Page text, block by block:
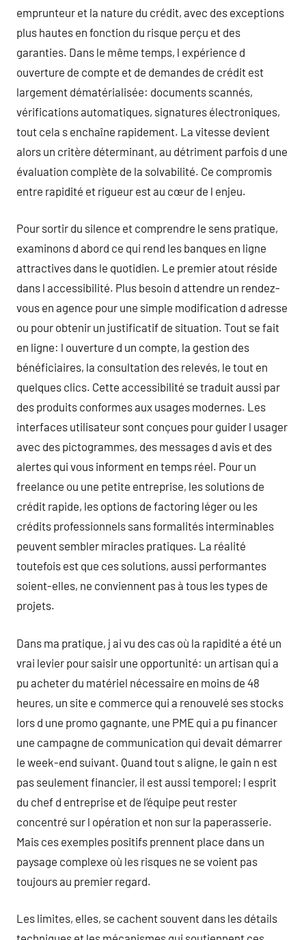
emprunteur et la nature du crédit, avec des exceptions
plus hautes en fonction du risque perçu et des
garanties. Dans le même temps, l expérience d
ouverture de compte et de demandes de crédit est
largement dématérialisée: documents scannés,
vérifications automatiques, signatures électroniques,
tout cela s enchaîne rapidement. La vitesse devient
alors un critère déterminant, au détriment parfois d une
évaluation complète de la solvabilité. Ce compromis
entre rapidité et rigueur est au cœur de l enjeu.
Pour sortir du silence et comprendre le sens pratique,
examinons d abord ce qui rend les banques en ligne
attractives dans le quotidien. Le premier atout réside
dans l accessibilité. Plus besoin d attendre un rendez-
vous en agence pour une simple modification d adresse
ou pour obtenir un justificatif de situation. Tout se fait
en ligne: l ouverture d un compte, la gestion des
bénéficiaires, la consultation des relevés, le tout en
quelques clics. Cette accessibilité se traduit aussi par
des produits conformes aux usages modernes. Les
interfaces utilisateur sont conçues pour guider l usager
avec des pictogrammes, des messages d avis et des
alertes qui vous informent en temps réel. Pour un
freelance ou une petite entreprise, les solutions de
crédit rapide, les options de factoring léger ou les
crédits professionnels sans formalités interminables
peuvent sembler miracles pratiques. La réalité
toutefois est que ces solutions, aussi performantes
soient-elles, ne conviennent pas à tous les types de
projets.
Dans ma pratique, j ai vu des cas où la rapidité a été un
vrai levier pour saisir une opportunité: un artisan qui a
pu acheter du matériel nécessaire en moins de 48
heures, un site e commerce qui a renouvelé ses stocks
lors d une promo gagnante, une PME qui a pu financer
une campagne de communication qui devait démarrer
le week-end suivant. Quand tout s aligne, le gain n est
pas seulement financier, il est aussi temporel; l esprit
du chef d entreprise et de l’équipe peut rester
concentré sur l opération et non sur la paperasserie.
Mais ces exemples positifs prennent place dans un
paysage complexe où les risques ne se voient pas
toujours au premier regard.
Les limites, elles, se cachent souvent dans les détails